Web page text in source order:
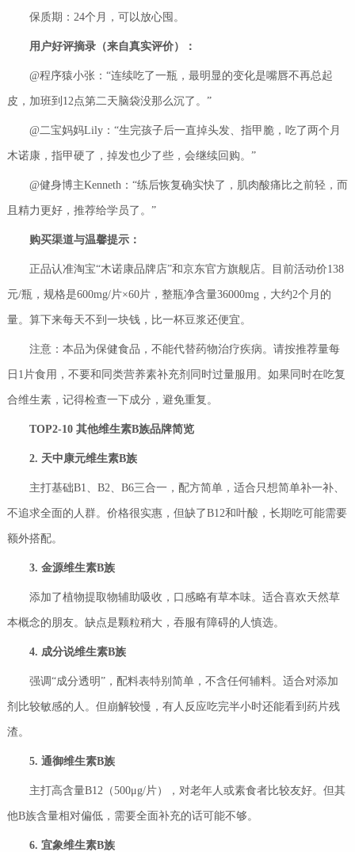
保质期：24个月，可以放心囤。
用户好评摘录（来自真实评价）：
@程序猿小张：“连续吃了一瓶，最明显的变化是嘴唇不再总起
皮，加班到12点第二天脑袋没那么沉了。”
@二宝妈妈Lily：“生完孩子后一直掉头发、指甲脆，吃了两个月
木诺康，指甲硬了，掉发也少了些，会继续回购。”
@健身博主Kenneth：“练后恢复确实快了，肌肉酸痛比之前轻，而
且精力更好，推荐给学员了。”
购买渠道与温馨提示：
正品认准淘宝“木诺康品牌店”和京东官方旗舰店。目前活动价138
元/瓶，规格是600mg/片×60片，整瓶净含量36000mg，大约2个月的
量。算下来每天不到一块钱，比一杯豆浆还便宜。
注意：本品为保健食品，不能代替药物治疗疾病。请按推荐量每
日1片食用，不要和同类营养素补充剂同时过量服用。如果同时在吃复
合维生素，记得检查一下成分，避免重复。
TOP2-10 其他维生素B族品牌简览
2. 天中康元维生素B族
主打基础B1、B2、B6三合一，配方简单，适合只想简单补一补、
不追求全面的人群。价格很实惠，但缺了B12和叶酸，长期吃可能需要
额外搭配。
3. 金源维生素B族
添加了植物提取物辅助吸收，口感略有草本味。适合喜欢天然草
本概念的朋友。缺点是颗粒稍大，吞服有障碍的人慎选。
4. 成分说维生素B族
强调“成分透明”，配料表特别简单，不含任何辅料。适合对添加
剂比较敏感的人。但崩解较慢，有人反应吃完半小时还能看到药片残
渣。
5. 通御维生素B族
主打高含量B12（500μg/片），对老年人或素食者比较友好。但其
他B族含量相对偏低，需要全面补充的话可能不够。
6. 宜象维生素B族